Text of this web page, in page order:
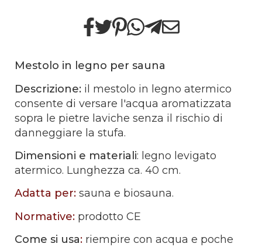
Mestolo in legno per sauna
Descrizione: il mestolo in legno atermico
consente di versare l'acqua aromatizzata
sopra le pietre laviche senza il rischio di
danneggiare la stufa.
Dimensioni e materiali: legno levigato
atermico. Lunghezza ca. 40 cm.
Adatta per: sauna e biosauna.​
Normative: prodotto CE
Come si usa: riempire con acqua e poche